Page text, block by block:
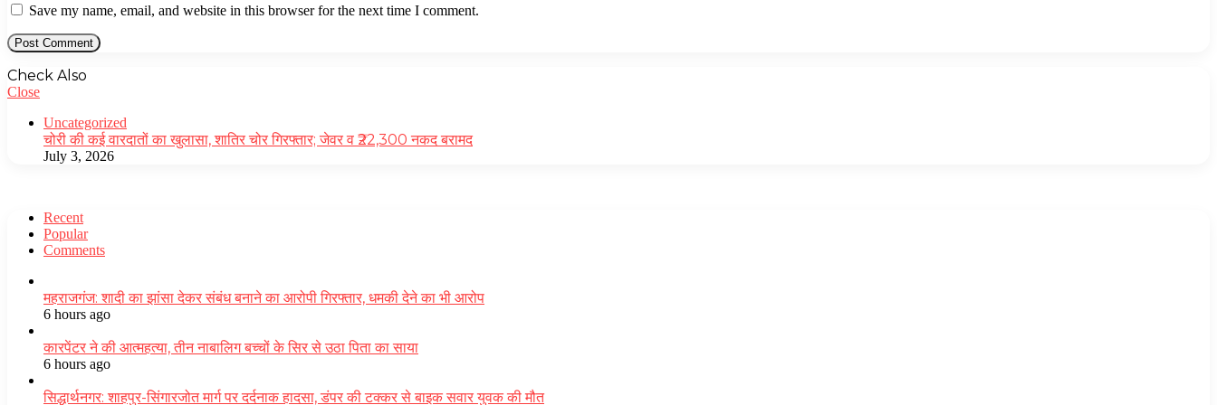
Save my name, email, and website in this browser for the next time I comment.
Check Also
Close
Uncategorized
चोरी की कई वारदातों का खुलासा, शातिर चोर गिरफ्तार; जेवर व ₹22,300 नकद बरामद
July 3, 2026
Recent
Popular
Comments
महराजगंज: शादी का झांसा देकर संबंध बनाने का आरोपी गिरफ्तार, धमकी देने का भी आरोप
6 hours ago
कारपेंटर ने की आत्महत्या, तीन नाबालिग बच्चों के सिर से उठा पिता का साया
6 hours ago
सिद्धार्थनगर: शाहपुर-सिंगारजोत मार्ग पर दर्दनाक हादसा, डंपर की टक्कर से बाइक सवार युवक की मौत